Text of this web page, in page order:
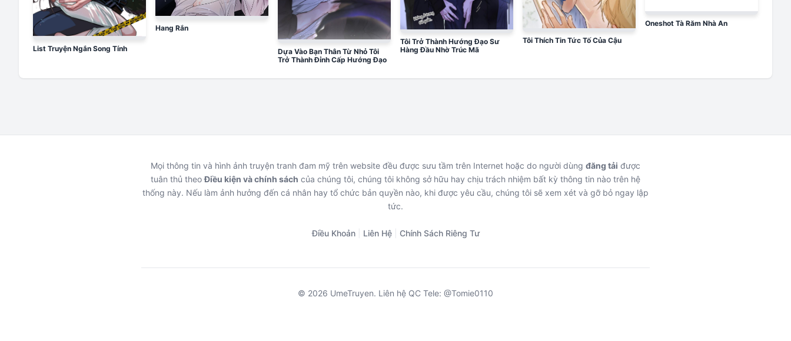
List Truyện Ngắn Song Tính
Hang Rắn
Dựa Vào Bạn Thân Từ Nhỏ Tôi
Trở Thành Đỉnh Cấp Hướng Đạo
Tôi Trở Thành Hướng Đạo Sư
Hàng Đầu Nhờ Trúc Mã
Tôi Thích Tin Tức Tố Của Cậu
Oneshot Tà Răm Nhà An
Mọi thông tin và hình ảnh truyện tranh đam mỹ trên website đều được sưu tầm trên Internet hoặc do người dùng đăng tải được
tuân thủ theoĐiều kiện và chính sách của chúng tôi, chúng tôi không sở hữu hay chịu trách nhiệm bất kỳ thông tin nào trên hệ
thống này. Nếu làm ảnh hưởng đến cá nhân hay tổ chức bản quyền nào, khi được yêu cầu, chúng tôi sẽ xem xét và gỡ bỏ ngay lập
tức.
Điều Khoản Liên Hệ Chính Sách Riêng Tư
© 2026 UmeTruyen. Liên hệ QC Tele: @Tomie0110